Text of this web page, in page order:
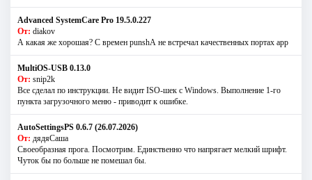
Advanced SystemCare Pro 19.5.0.227
От: diakov
А какая же хорошая? С времен punshА не встречал качественных портах app
MultiOS-USB 0.13.0
От: snip2k
Все сделал по инструкции. Не видит ISO-шек с Windows. Выполнение 1-го
пункта загрузочного меню - приводит к ошибке.
AutoSettingsPS 0.6.7 (26.07.2026)
От: дядяСаша
Своеобразная прога. Посмотрим. Единственно что напрягает мелкий шрифт.
Чуток бы по больше не помешал бы.